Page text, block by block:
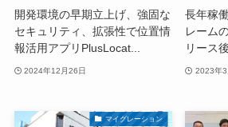
開発環境の早期立上げ、強固な
セキュリティ、拡張性で位置情
報活用アプリPlusLocat...
2024年12月26日
長年稼
レーム
リース
2023年3
マイグレーション